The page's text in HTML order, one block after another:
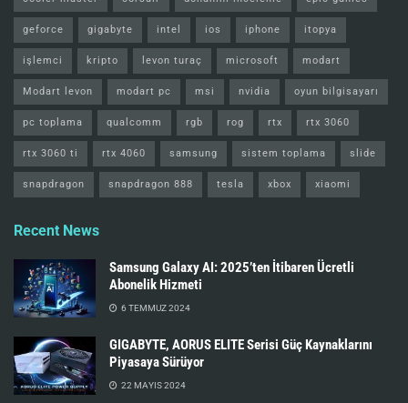
geforce gigabyte intel ios iphone itopya
işlemci kripto levon turaç microsoft modart
Modart levon modart pc msi nvidia oyun bilgisayarı
pc toplama qualcomm rgb rog rtx rtx 3060
rtx 3060 ti rtx 4060 samsung sistem toplama slide
snapdragon snapdragon 888 tesla xbox xiaomi
Recent News
Samsung Galaxy AI: 2025’ten İtibaren Ücretli
Abonelik Hizmeti
6 TEMMUZ 2024
GIGABYTE, AORUS ELITE Serisi Güç Kaynaklarını
Piyasaya Sürüyor
22 MAYIS 2024